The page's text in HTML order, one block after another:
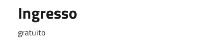
Ingresso
gratuito